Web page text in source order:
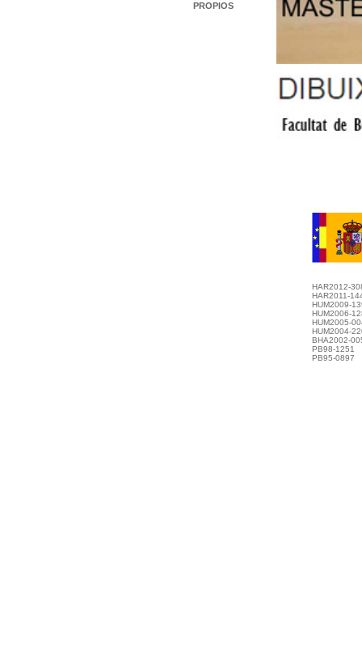
PROPIOS
HAR2012-
HAR2011-
HUM2009-
HUM2006-
HUM2005-
HUM2004-
BHA2002-
PB98-1251
PB95-0897